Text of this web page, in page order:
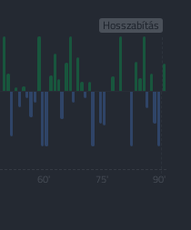
60' 75' 90'